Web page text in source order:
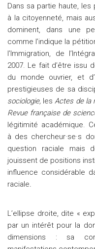
Dans sa partie haute, les
à la citoyenneté, mais
dominent, dans une
comme l’indique la
l’Immigration, de
2007. Le fait d’être issu
du monde ouvrier, et
prestigieuses de sa
sociologie, lesActes de la
Revue française de
légitimité académique.
à des chercheur·se·s
question raciale mais
jouissent de positions
influence considérable
raciale.
L’ellipse droite, dite «
par un intérêt pour la
dimensions : sa